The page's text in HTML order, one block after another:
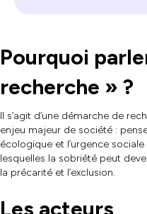
Pourquoi
recherche » ?
Il s’agit d’une démarche de
enjeu majeur de société :
écologique et l’urgence
lesquelles la sobriété peut
la précarité et l’exclusion.